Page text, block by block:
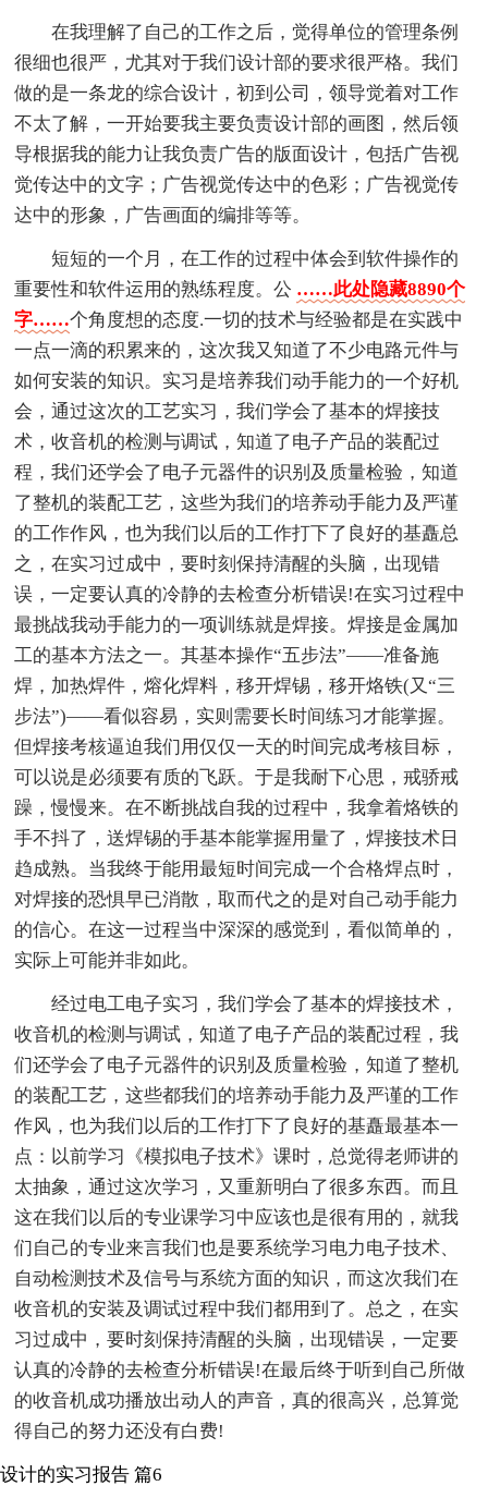
在我理解了自己的工作之后，觉得单位的管理条例
很细也很严，尤其对于我们设计部的要求很严格。我们
做的是一条龙的综合设计，初到公司，领导觉着对工作
不太了解，一开始要我主要负责设计部的画图，然后领
导根据我的能力让我负责广告的版面设计，包括广告视
觉传达中的文字；广告视觉传达中的色彩；广告视觉传
达中的形象，广告画面的编排等等。
短短的一个月，在工作的过程中体会到软件操作的
重要性和软件运用的熟练程度。公 ……此处隐藏8890个
字……个角度想的态度.一切的技术与经验都是在实践中
一点一滴的积累来的，这次我又知道了不少电路元件与
如何安装的知识。实习是培养我们动手能力的一个好机
会，通过这次的工艺实习，我们学会了基本的焊接技
术，收音机的检测与调试，知道了电子产品的装配过
程，我们还学会了电子元器件的识别及质量检验，知道
了整机的装配工艺，这些为我们的培养动手能力及严谨
的工作作风，也为我们以后的工作打下了良好的基矗总
之，在实习过成中，要时刻保持清醒的头脑，出现错
误，一定要认真的冷静的去检查分析错误!在实习过程中
最挑战我动手能力的一项训练就是焊接。焊接是金属加
工的基本方法之一。其基本操作“五步法”——准备施
焊，加热焊件，熔化焊料，移开焊锡，移开烙铁(又“三
步法”)——看似容易，实则需要长时间练习才能掌握。
但焊接考核逼迫我们用仅仅一天的时间完成考核目标，
可以说是必须要有质的飞跃。于是我耐下心思，戒骄戒
躁，慢慢来。在不断挑战自我的过程中，我拿着烙铁的
手不抖了，送焊锡的手基本能掌握用量了，焊接技术日
趋成熟。当我终于能用最短时间完成一个合格焊点时，
对焊接的恐惧早已消散，取而代之的是对自己动手能力
的信心。在这一过程当中深深的感觉到，看似简单的，
实际上可能并非如此。
经过电工电子实习，我们学会了基本的焊接技术，
收音机的检测与调试，知道了电子产品的装配过程，我
们还学会了电子元器件的识别及质量检验，知道了整机
的装配工艺，这些都我们的培养动手能力及严谨的工作
作风，也为我们以后的工作打下了良好的基矗最基本一
点：以前学习《模拟电子技术》课时，总觉得老师讲的
太抽象，通过这次学习，又重新明白了很多东西。而且
这在我们以后的专业课学习中应该也是很有用的，就我
们自己的专业来言我们也是要系统学习电力电子技术、
自动检测技术及信号与系统方面的知识，而这次我们在
收音机的安装及调试过程中我们都用到了。总之，在实
习过成中，要时刻保持清醒的头脑，出现错误，一定要
认真的冷静的去检查分析错误!在最后终于听到自己所做
的收音机成功播放出动人的声音，真的很高兴，总算觉
得自己的努力还没有白费!
设计的实习报告 篇6